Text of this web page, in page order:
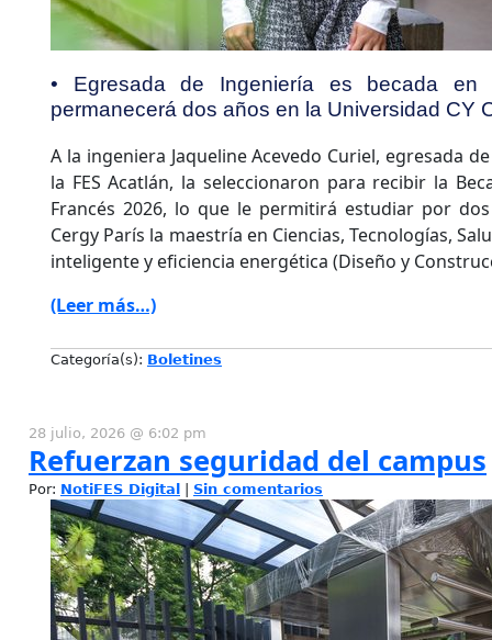
• Egresada de Ingeniería es becada en
permanecerá dos años en la Universidad CY
A la ingeniera Jaqueline Acevedo Curiel, egresada
la FES Acatlán, la seleccionaron para recibir la
Francés 2026, lo que le permitirá estudiar por
Cergy París la maestría en Ciencias, Tecnologías,
inteligente y eficiencia energética (Diseño y
(Leer más…)
Categoría(s): Boletines
28 julio, 2026 @ 6:02 pm
Refuerzan seguridad del campus
Por: NotiFES Digital | Sin comentarios